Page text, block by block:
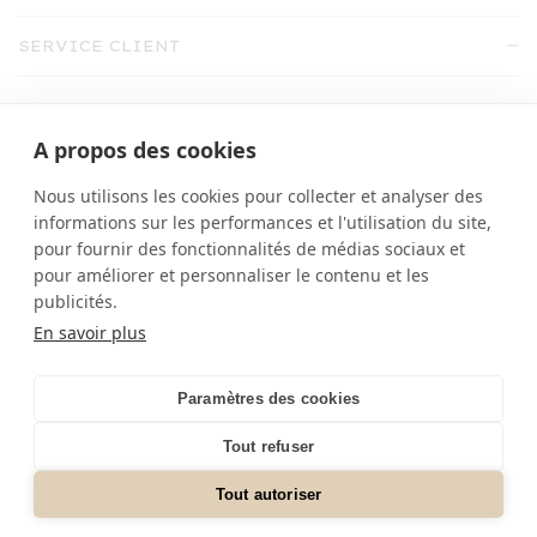
SERVICE CLIENT
shop@emile-et-ida.fr
01 30 71 27 09
A propos des cookies
Nous utilisons les cookies pour collecter et analyser des
informations sur les performances et l'utilisation du site,
pour fournir des fonctionnalités de médias sociaux et
pour améliorer et personnaliser le contenu et les
publicités.
En savoir plus
Paramètres des cookies
Tout refuser
Tout autoriser